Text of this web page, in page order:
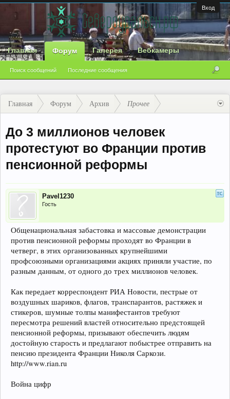
Вход
Главная Форум
Поиск сообщений Последние сообщения
Галерея Вебкамеры
Главная Форум Архив Прочее
До 3 миллионов человек
протестуют во Франции против
пенсионной реформы
Pavel1230
Гость
Общенациональная забастовка и массовые демонстрации
против пенсионной реформы проходят во Франции в
четверг, в этих организованных крупнейшими
профсоюзными организациями акциях приняли участие, по
разным данным, от одного до трех миллионов человек.
Как передает корреспондент РИА Новости, пестрые от
воздушных шариков, флагов, транспарантов, растяжек и
стикеров, шумные толпы манифестантов требуют
пересмотра решений властей относительно предстоящей
пенсионной реформы, призывают обеспечить людям
достойную старость и предлагают побыстрее отправить на
пенсию президента Франции Николя Саркози.
http://www.rian.ru
Война цифр